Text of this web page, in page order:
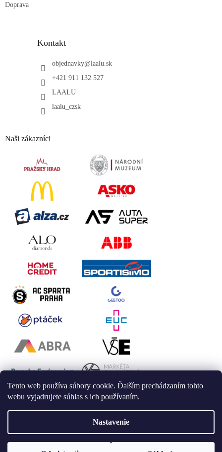
Tento web používa súbory cookie. Ďalším prechádzaním tohto
webu vyjadrujete súhlas s ich používaním.
Nastavenie
Doprava
Kontakt
objednavky@laalu.sk
+421 911 132 527
LAALU
laalu_czsk
Naši zákazníci
Vytvoril Shoptet